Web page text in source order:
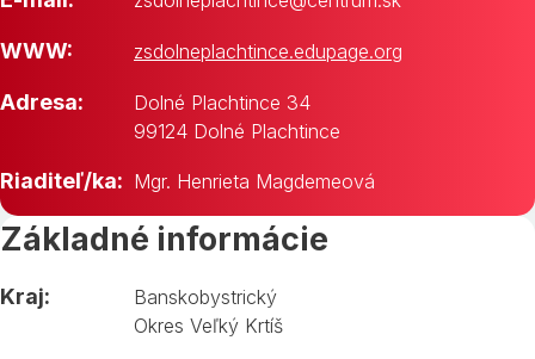
WWW: zsdolneplachtince.edupage.org
Adresa:
Dolné Plachtince 34
99124 Dolné Plachtince
Riaditeľ/ka: Mgr. Henrieta Magdemeová
Základné informácie
Kraj:
Banskobystrický
Okres Veľký Krtíš